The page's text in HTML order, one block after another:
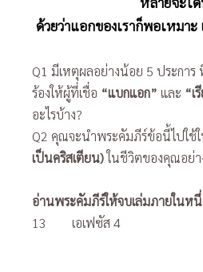
ด้วยว่าแอกของเราก็พอเหมาะ
Q1 มีเหตุผลอย่างน้อย 5 ประการ
ร้องให้ผู้ที่เชื่อ “แบกแอก” และ “เ
อะไรบ้าง?
Q2 คุณจะนำพระคัมภีร์ข้อนี้ไปใช้
เป็นคริสเตียน)ในชีวิตของคุณอย่า
อ่านพระคัมภีร์ให้จบเล่มภายในห
13 เอเฟซัส 4